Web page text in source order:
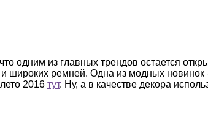
одним из главных трендов остается
широких ремней. Одна из модных
2016 тут. Ну, а в качестве декора